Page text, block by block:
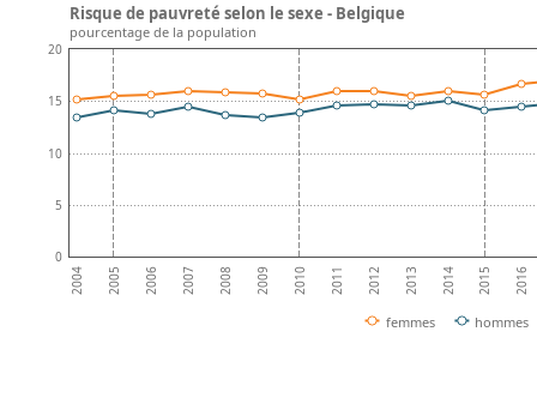
2004 2005 2006 2007 2008 2009 2010 2011 2012 2013 2014 2015 2016
0
5
10
15
20
femmes hommes
Risque de pauvreté selon le sexe - Belgique
pourcentage de la population